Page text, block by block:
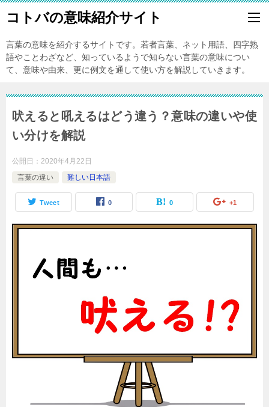
コトバの意味紹介サイト
言葉の意味を紹介するサイトです。若者言葉、ネット用語、四字熟
語やことわざなど、知っているようで知らない言葉の意味につい
て、意味や由来、更に例文を通して使い方を解説していきます。
吠えると吼えるはどう違う？意味の違いや使
い分けを解説
公開日： 2020年4月22日
言葉の違い
難しい日本語
Tweet 0 0 +1